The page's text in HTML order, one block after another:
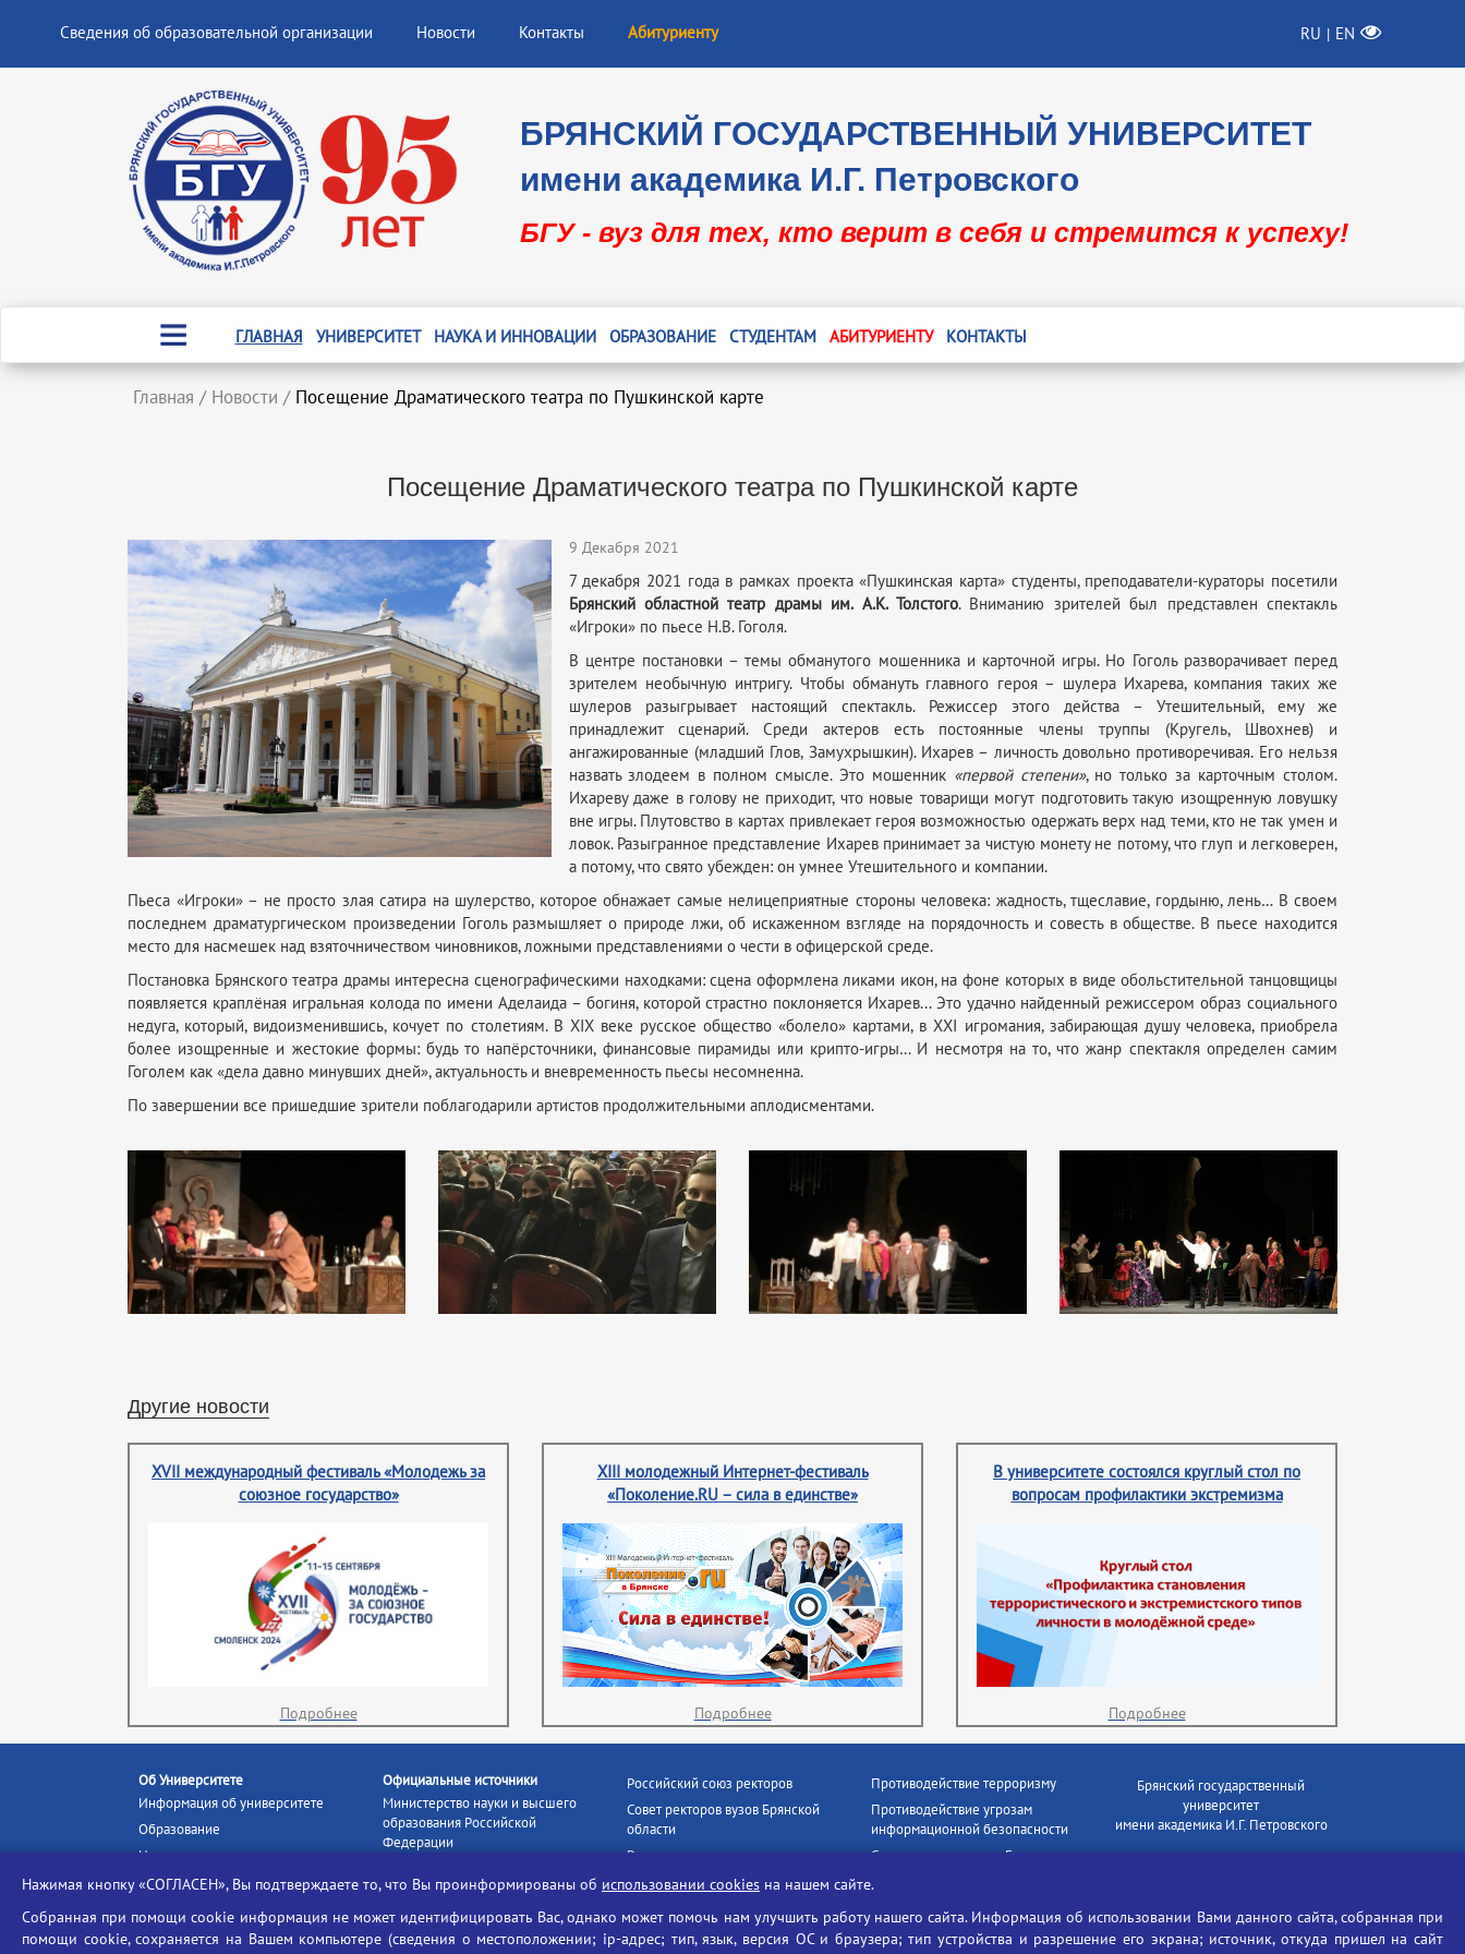
Сведения об образовательной организации Новости Контакты Абитуриенту RU | EN
БРЯНСКИЙ ГОСУДАРСТВЕННЫЙ УНИВЕРСИТЕТ
имени академика И.Г. Петровского
БГУ - вуз для тех, кто верит в себя и стремится к успеху!
ГЛАВНАЯ УНИВЕРСИТЕТ НАУКА И ИННОВАЦИИ ОБРАЗОВАНИЕ СТУДЕНТАМ АБИТУРИЕНТУ КОНТАКТЫ
Главная / Новости / Посещение Драматического театра по Пушкинской карте
Посещение Драматического театра по Пушкинской карте
9 Декабря 2021
7 декабря 2021 года в рамках проекта «Пушкинская карта» студенты, преподаватели-кураторы посетили
Брянский областнойтеатр драмыим. А.К. Толстого. Вниманию зрителей был представлен спектакль
«Игроки» по пьесе Н.В. Гоголя.
В центре постановки – темы обманутого мошенника и карточной игры. Но Гоголь разворачивает перед
зрителем необычную интригу. Чтобы обмануть главного героя – шулера Ихарева, компания таких же
шулеров разыгрывает настоящий спектакль. Режиссер этого действа – Утешительный, ему же
принадлежит сценарий. Среди актеров есть постоянные члены труппы (Кругель, Швохнев) и
ангажированные (младший Глов, Замухрышкин). Ихарев – личность довольно противоречивая. Его нельзя
назвать злодеем в полном смысле. Это мошенник «первой степени», но только за карточным столом.
Ихареву даже в голову не приходит, что новые товарищи могут подготовить такую изощренную ловушку
вне игры. Плутовство в картах привлекает героя возможностью одержать верх над теми, кто не так умен и
ловок. Разыгранное представление Ихарев принимает за чистую монету не потому, что глуп и легковерен,
а потому, что свято убежден: он умнее Утешительного и компании.
Пьеса «Игроки» – не просто злая сатира на шулерство, которое обнажает самые нелицеприятные стороны человека: жадность, тщеславие, гордыню, лень… В своем
последнем драматургическом произведении Гоголь размышляет о природе лжи, об искаженном взгляде на порядочность и совесть в обществе. В пьесе находится
место для насмешек над взяточничеством чиновников, ложными представлениями о чести в офицерской среде.
Постановка Брянского театра драмы интересна сценографическими находками: сцена оформлена ликами икон, на фоне которых в виде обольстительной танцовщицы
появляется краплёная игральная колода по имени Аделаида – богиня, которой страстно поклоняется Ихарев... Это удачно найденный режиссером образ социального
недуга, который, видоизменившись, кочует по столетиям. В ХIХ веке русское общество «болело» картами, в ХХI игромания, забирающая душу человека, приобрела
более изощренные и жестокие формы: будь то напёрсточники, финансовые пирамиды или крипто-игры… И несмотря на то, что жанр спектакля определен самим
Гоголем как «дела давно минувших дней», актуальность и вневременность пьесы несомненна.
По завершении все пришедшие зрители поблагодарили артистов продолжительными аплодисментами.
Другие новости
XVII международный фестиваль «Молодежь за
союзное государство»
Подробнее
XIII молодежный Интернет-фестиваль
«Поколение.RU – сила в единстве»
Подробнее
В университете состоялся круглый стол по
вопросам профилактики экстремизма
Подробнее
Об Университете
Информация об университете
Образование
Наука и инновации
Абитуриенту
Ассоциация выпускников
Официальные источники
Министерство науки и высшего
образования Российской
Федерации
Портал «Российское
образование»
Единое окно информационных
Российский союз ректоров
Совет ректоров вузов Брянской
области
Росстудцентр
Наши партнёры
Портал «Русский язык»
Противодействие терроризму
Противодействие угрозам
информационной безопасности
Социальные ролики - Генеральная
БГУ против наркотиков
Брянский государственный
университет
имени академика И.Г. Петровского
Телефон: +7(4832)58-90-85
Нажимая кнопку «СОГЛАСЕН», Вы подтверждаете то, что Вы проинформированы об использовании cookies на нашем сайте.
Собранная при помощи cookie информация не может идентифицировать Вас, однако может помочь нам улучшить работу нашего сайта. Информация об использовании Вами данного сайта, собранная при
помощи cookie, сохраняется на Вашем компьютере (сведения о местоположении; ip-адрес; тип, язык, версия ОС и браузера; тип устройства и разрешение его экрана; источник, откуда пришел на сайт